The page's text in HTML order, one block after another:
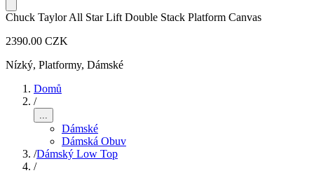
Chuck Taylor All Star Lift Double Stack Platform Canvas
2390.00 CZK
Nízký, Platformy, Dámské
Domů
/
...
Dámské
Dámská Obuv
/Dámský Low Top
/